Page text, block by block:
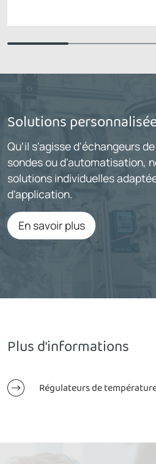
Solutions
Qu'il s'agisse d'échangeurs
sondes ou d'automatisation,
solutions individuelles
d'application.
En savoir plus
Plus d'informations
Régulateurs de